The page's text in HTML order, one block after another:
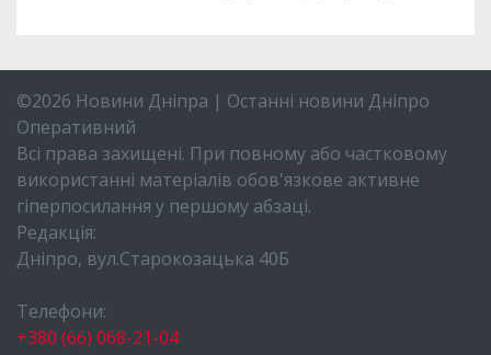
©2026 Новини Дніпра | Останні новини Дніпро
Оперативний
Всі права захищені. При повному або частковому
використанні матеріалів обов'язкове активне
гіперпосилання у першому абзаці.
Редакція:
Дніпро, вул.Старокозацька 40Б
Телефони:
+380 (66) 068-21-04